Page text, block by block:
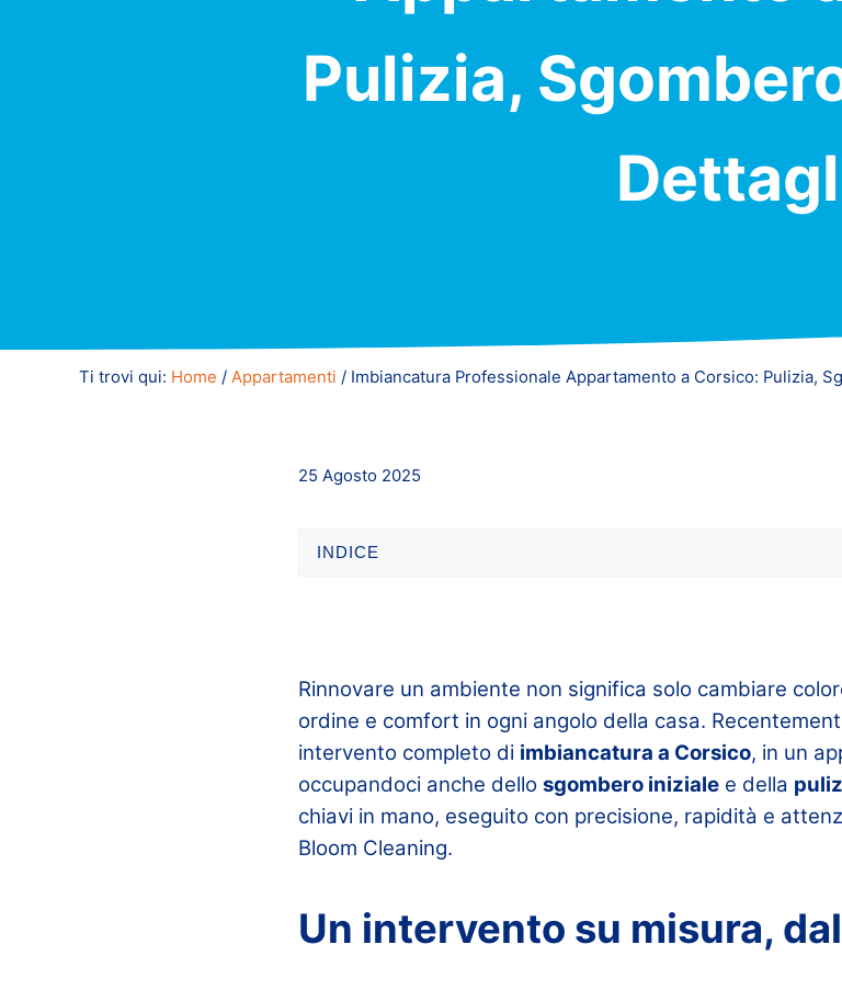
Pulizia,
Ti trovi qui: Home / Appartamenti / Imbiancatura Professionale Appartamento a Corsico: Pulizia,
25 Agosto 2025
INDICE
Rinnovare un ambiente non significa solo cambiare
ordine e comfort in ogni angolo della casa.
intervento completo di imbiancatura a Corsico, in un
occupandoci anche dellosgombero iniziale e della
chiavi in mano, eseguito con precisione, rapidità e
Bloom Cleaning.
Un intervento su misura,